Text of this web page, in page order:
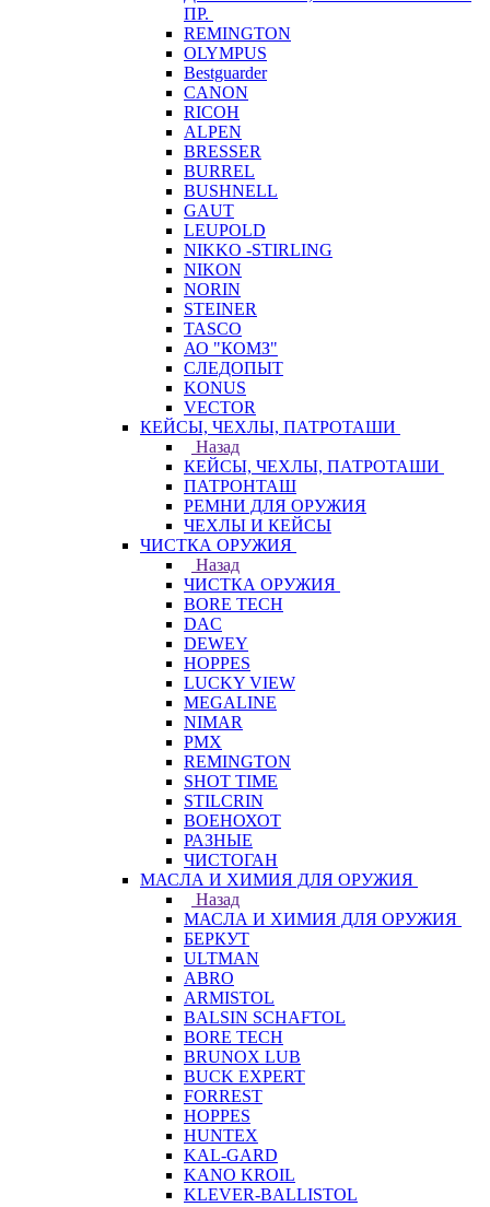
ПР.
REMINGTON
OLYMPUS
Bestguarder
CANON
RICOH
ALPEN
BRESSER
BURREL
BUSHNELL
GAUT
LEUPOLD
NIKKO -STIRLING
NIKON
NORIN
STEINER
TASCO
АО "КОМЗ"
СЛЕДОПЫТ
KONUS
VECTOR
КЕЙСЫ, ЧЕХЛЫ, ПАТРОТАШИ
Назад
КЕЙСЫ, ЧЕХЛЫ, ПАТРОТАШИ
ПАТРОНТАШ
РЕМНИ ДЛЯ ОРУЖИЯ
ЧЕХЛЫ И КЕЙСЫ
ЧИСТКА ОРУЖИЯ
Назад
ЧИСТКА ОРУЖИЯ
BORE TECH
DAC
DEWEY
HOPPES
LUCKY VIEW
MEGALINE
NIMAR
PMX
REMINGTON
SHOT TIME
STILCRIN
ВОЕНОХОТ
РАЗНЫЕ
ЧИСТОГАН
МАСЛА И ХИМИЯ ДЛЯ ОРУЖИЯ
Назад
МАСЛА И ХИМИЯ ДЛЯ ОРУЖИЯ
БЕРКУТ
ULTMAN
ABRO
ARMISTOL
BALSIN SCHAFTOL
BORE TECH
BRUNOX LUB
BUCK EXPERT
FORREST
HOPPES
HUNTEX
KAL-GARD
KANO KROIL
KLEVER-BALLISTOL